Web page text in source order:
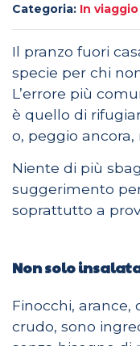
Categoria: In viaggio
Il pranzo fuori
specie per chi
L’errore più
è quello di
o, peggio ancora,
Niente di più
suggerimento
soprattutto a
Non solo
Finocchi, arance,
crudo, sono